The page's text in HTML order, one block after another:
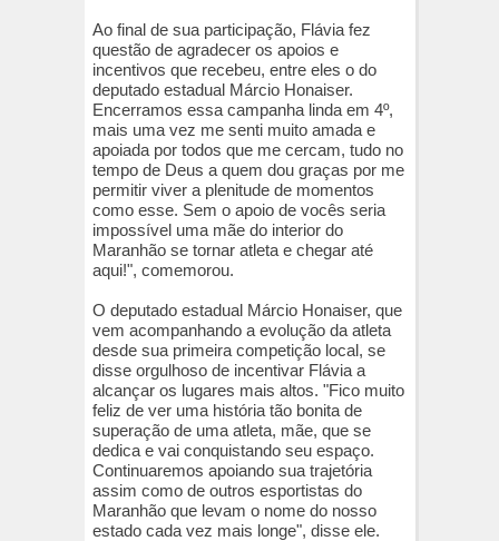
Ao final de sua participação, Flávia fez
questão de agradecer os apoios e
incentivos que recebeu, entre eles o do
deputado estadual Márcio Honaiser.
Encerramos essa campanha linda em 4º,
mais uma vez me senti muito amada e
apoiada por todos que me cercam, tudo no
tempo de Deus a quem dou graças por me
permitir viver a plenitude de momentos
como esse. Sem o apoio de vocês seria
impossível uma mãe do interior do
Maranhão se tornar atleta e chegar até
aqui!", comemorou.
O deputado estadual Márcio Honaiser, que
vem acompanhando a evolução da atleta
desde sua primeira competição local, se
disse orgulhoso de incentivar Flávia a
alcançar os lugares mais altos. "Fico muito
feliz de ver uma história tão bonita de
superação de uma atleta, mãe, que se
dedica e vai conquistando seu espaço.
Continuaremos apoiando sua trajetória
assim como de outros esportistas do
Maranhão que levam o nome do nosso
estado cada vez mais longe", disse ele.